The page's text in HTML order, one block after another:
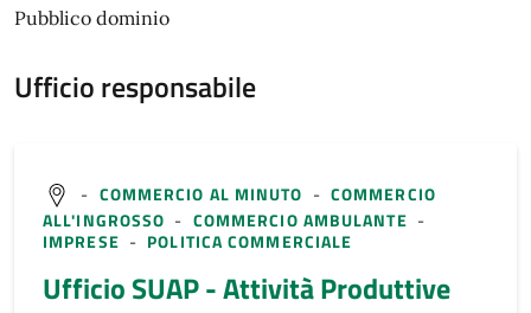
Pubblico dominio
Ufficio responsabile
- COMMERCIO AL MINUTO - COMMERCIO
ALL'INGROSSO - COMMERCIO AMBULANTE -
IMPRESE - POLITICA COMMERCIALE
Ufficio SUAP - Attività Produttive